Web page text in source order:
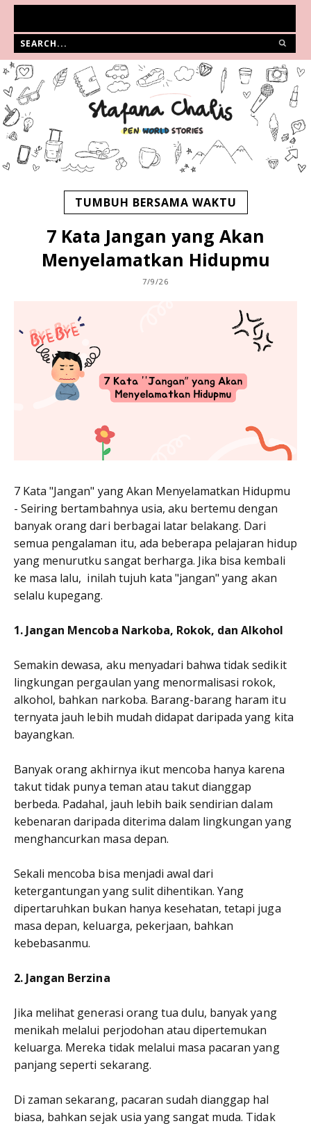
TUMBUH BERSAMA WAKTU
7 Kata Jangan yang Akan
Menyelamatkan Hidupmu
7/9/26
7 Kata "Jangan" yang Akan Menyelamatkan Hidupmu
- Seiring bertambahnya usia, aku bertemu dengan
banyak orang dari berbagai latar belakang. Dari
semua pengalaman itu, ada beberapa pelajaran hidup
yang menurutku sangat berharga. Jika bisa kembali
ke masa lalu, inilah tujuh kata "jangan" yang akan
selalu kupegang.
1. Jangan Mencoba Narkoba, Rokok, dan Alkohol
Semakin dewasa, aku menyadari bahwa tidak sedikit
lingkungan pergaulan yang menormalisasi rokok,
alkohol, bahkan narkoba. Barang-barang haram itu
ternyata jauh lebih mudah didapat daripada yang kita
bayangkan.
Banyak orang akhirnya ikut mencoba hanya karena
takut tidak punya teman atau takut dianggap
berbeda. Padahal, jauh lebih baik sendirian dalam
kebenaran daripada diterima dalam lingkungan yang
menghancurkan masa depan.
Sekali mencoba bisa menjadi awal dari
ketergantungan yang sulit dihentikan. Yang
dipertaruhkan bukan hanya kesehatan, tetapi juga
masa depan, keluarga, pekerjaan, bahkan
kebebasanmu.
2. Jangan Berzina
Jika melihat generasi orang tua dulu, banyak yang
menikah melalui perjodohan atau dipertemukan
keluarga. Mereka tidak melalui masa pacaran yang
panjang seperti sekarang.
Di zaman sekarang, pacaran sudah dianggap hal
biasa, bahkan sejak usia yang sangat muda. Tidak